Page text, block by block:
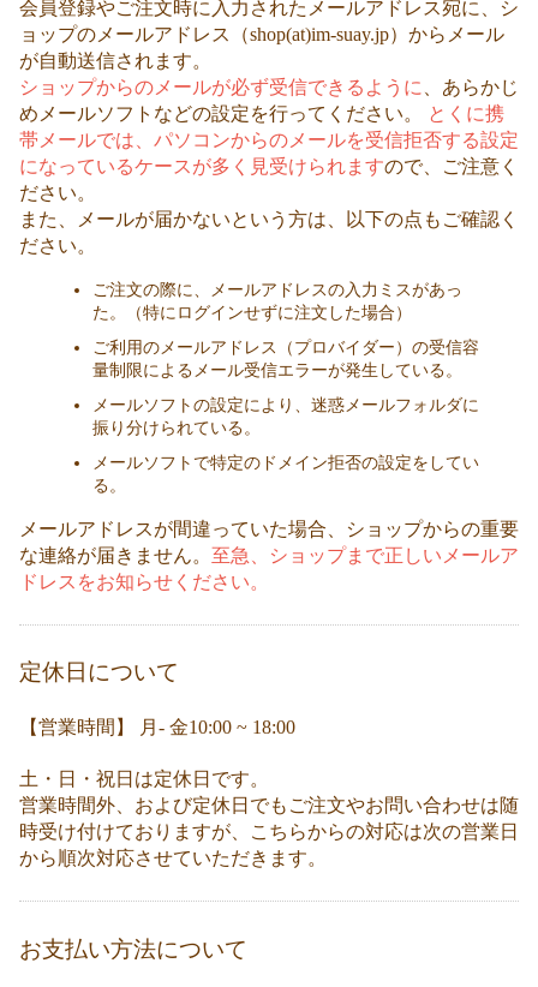
会員登録やご注文時に入力されたメールアドレス宛に、シ
ョップのメールアドレス（shop(at)im-suay.jp）からメール
が自動送信されます。
ショップからのメールが必ず受信できるように
、あらかじ
めメールソフトなどの設定を行ってください。
とくに携
帯メールでは、パソコンからのメールを受信拒否する設定
になっているケースが多く見受けられますので、ご注意く
ださい。
また、メールが届かないという方は、以下の点もご確認く
ださい。
ご注文の際に、メールアドレスの入力ミスがあっ
た。（特にログインせずに注文した場合）
ご利用のメールアドレス（プロバイダー）の受信容
量制限によるメール受信エラーが発生している。
メールソフトの設定により、迷惑メールフォルダに
振り分けられている。
メールソフトで特定のドメイン拒否の設定をしてい
る。
メールアドレスが間違っていた場合、ショップからの重要
な連絡が届きません。 至急、ショップまで正しいメールア
ドレスをお知らせください。
定休日について
【営業時間】 月- 金10:00 ~ 18:00
土・日・祝日は定休日です。
営業時間外、および定休日でもご注文やお問い合わせは随
時受け付けておりますが、こちらからの対応は次の営業日
から順次対応させていただきます。
お支払い方法について